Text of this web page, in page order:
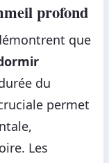
profond
que
du
permet
Les